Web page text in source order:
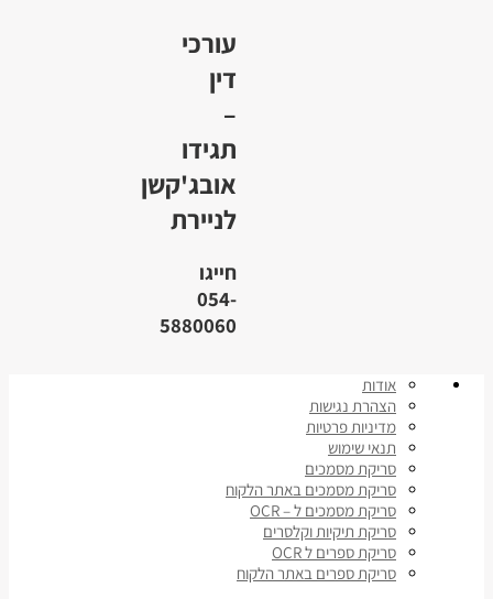
עורכי
דין
–
תגידו
אובג'קשן
לניירת
חייגו
054-
5880060
אודות
הצהרת נגישות
מדיניות פרטיות
תנאי שימוש
סריקת מסמכים
סריקת מסמכים באתר הלקוח
סריקת מסמכים ל – OCR
סריקת תיקיות וקלסרים
סריקת ספרים ל OCR
סריקת ספרים באתר הלקוח